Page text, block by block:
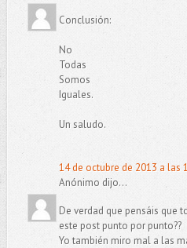
Conclusión:
No
Todas
Somos
Iguales.
Un saludo.
14 de octubre de 2013 a las
Anónimo dijo...
De verdad que pensáis que
este post punto por punto??
Yo también miro mal a las